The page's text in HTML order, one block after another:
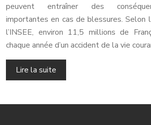
peuvent entraîner des
importantes en cas de blessures.
l’INSEE, environ 11,5 millions de
chaque année d’un accident de la vie
Lire la suite